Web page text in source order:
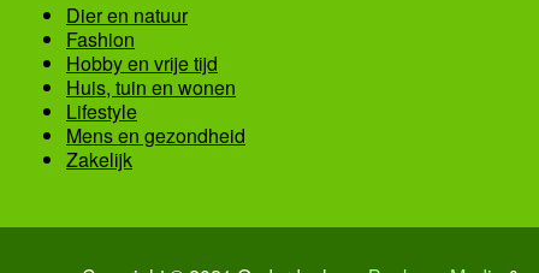
Dier en natuur
Fashion
Hobby en vrije tijd
Huis, tuin en wonen
Lifestyle
Mens en gezondheid
Zakelijk